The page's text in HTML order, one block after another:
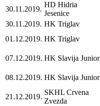
30.11.2019.
HD Hidria
Jesenice
30.11.2019. HK Triglav
01.12.2019. HK Triglav
07.12.2019. HK Slavija Junior
08.12.2019. HK Slavija Junior
21.12.2019.
SKHL Crvena
Zvezda